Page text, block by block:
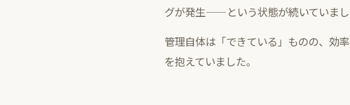
グが発生——という状態が続いていまし
管理自体は「できている」ものの、効
を抱えていました。